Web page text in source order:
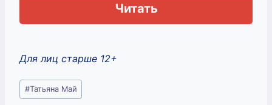
Читать
Для лиц старше 12+
Метки
записи:
#Татьяна Май